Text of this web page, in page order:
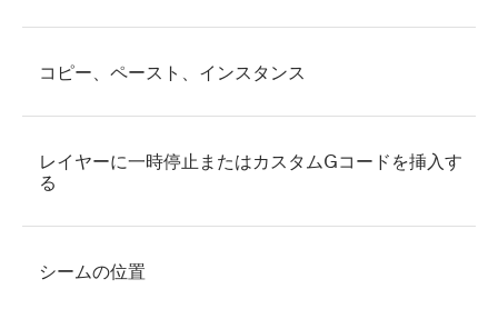
コピー、ペースト、インスタンス
レイヤーに一時停止またはカスタムGコードを挿入す
る
シームの位置